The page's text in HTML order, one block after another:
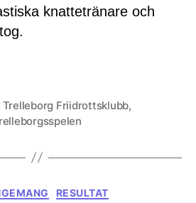
knattetränare och
Trelleborg Friidrottsklubb,
Kategorier
RESULTAT